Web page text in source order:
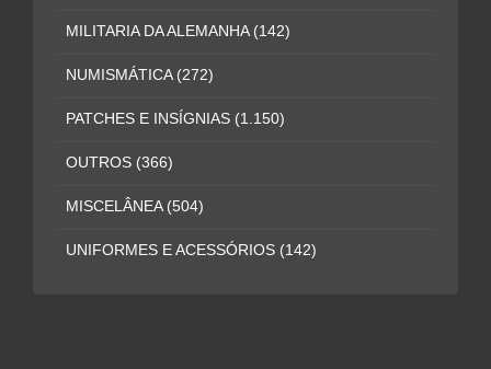
MILITARIA DA ALEMANHA (142)
NUMISMÁTICA (272)
PATCHES E INSÍGNIAS (1.150)
OUTROS (366)
MISCELÂNEA (504)
UNIFORMES E ACESSÓRIOS (142)